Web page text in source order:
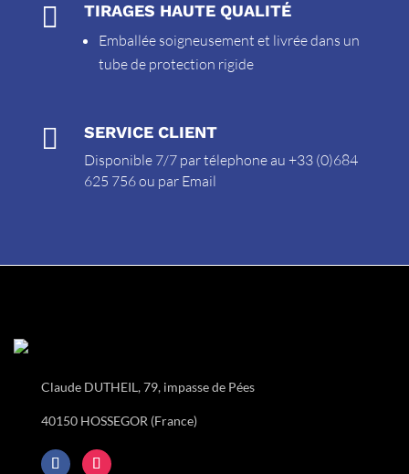
 TIRAGES HAUTE QUALITÉ
Emballée soigneusement et livrée dans un
tube de protection rigide
 SERVICE CLIENT
Disponible 7/7 par télephone au +33 (0)684
625 756 ou par Email
Claude DUTHEIL, 79, impasse de Pées
40150 HOSSEGOR (France)